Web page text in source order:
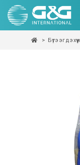
Бүтээгдэхүүн